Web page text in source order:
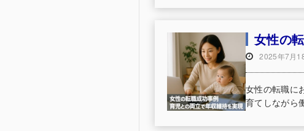
女性の
2025年7月
女性の転職に
育てしながら